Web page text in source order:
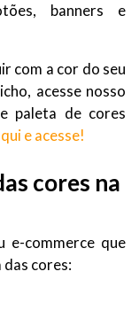
banners e
com a cor do seu
acesse nosso
paleta de cores
e acesse!
cores na
e-commerce que
das cores: